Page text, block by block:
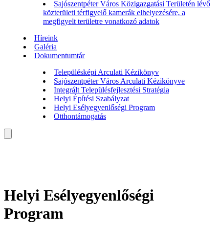
Sajószentpéter Város Közigazgatási Területén lévő
közterületi térfigyelő kamerák elhelyezésére, a
megfigyelt területre vonatkozó adatok
Híreink
Galéria
Dokumentumtár
Településképi Arculati Kézikönyv
Sajószentpéter Város Arculati Kézikönyve
Integrált Településfejlesztési Stratégia
Helyi Építési Szabályzat
Helyi Esélyegyenlőségi Program
Otthontámogatás
Helyi Esélyegyenlőségi
Program